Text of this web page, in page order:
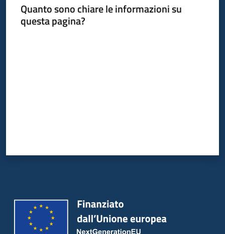
Quanto sono chiare le informazioni su
questa pagina?